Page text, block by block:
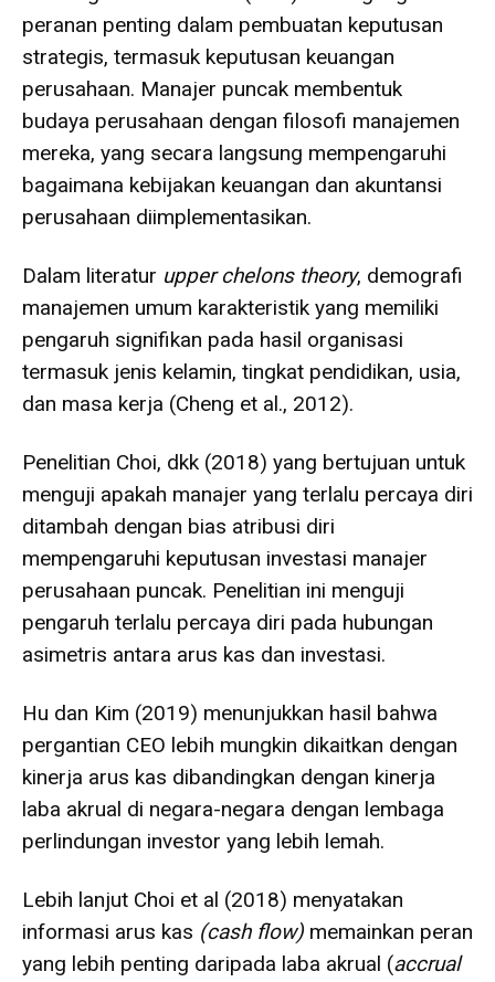
peranan penting dalam pembuatan keputusan
strategis, termasuk keputusan keuangan
perusahaan. Manajer puncak membentuk
budaya perusahaan dengan filosofi manajemen
mereka, yang secara langsung mempengaruhi
bagaimana kebijakan keuangan dan akuntansi
perusahaan diimplementasikan.
Dalam literatur upper chelons theory, demografi
manajemen umum karakteristik yang memiliki
pengaruh signifikan pada hasil organisasi
termasuk jenis kelamin, tingkat pendidikan, usia,
dan masa kerja (Cheng et al., 2012).
Penelitian Choi, dkk (2018) yang bertujuan untuk
menguji apakah manajer yang terlalu percaya diri
ditambah dengan bias atribusi diri
mempengaruhi keputusan investasi manajer
perusahaan puncak. Penelitian ini menguji
pengaruh terlalu percaya diri pada hubungan
asimetris antara arus kas dan investasi.
Hu dan Kim (2019) menunjukkan hasil bahwa
pergantian CEO lebih mungkin dikaitkan dengan
kinerja arus kas dibandingkan dengan kinerja
laba akrual di negara-negara dengan lembaga
perlindungan investor yang lebih lemah.
Lebih lanjut Choi et al (2018) menyatakan
informasi arus kas (cash flow) memainkan peran
yang lebih penting daripada laba akrual (accrual